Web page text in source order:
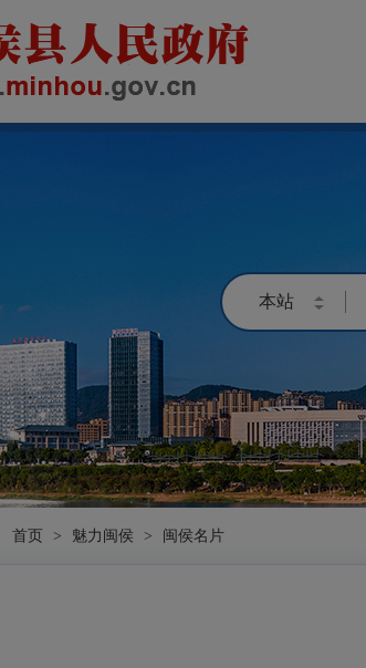
首页 > 魅力闽侯 > 闽侯名片